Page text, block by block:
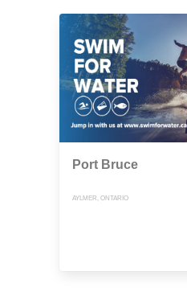
Port Bruce
AYLMER, ONTARIO